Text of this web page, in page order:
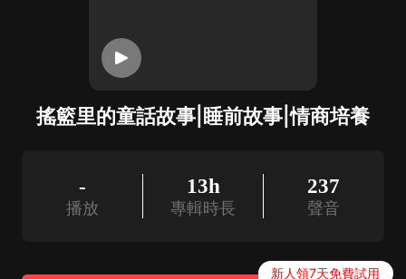
搖籃里的童話故事|睡前故事|情商培養
-
播放
13h
專輯時長
237
聲音
新人領7天免費試用